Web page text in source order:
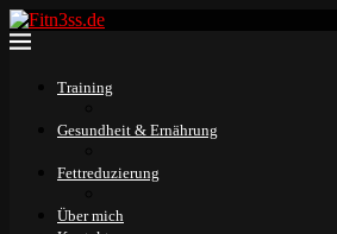
Training
Gesundheit & Ernährung
Fettreduzierung
Über mich